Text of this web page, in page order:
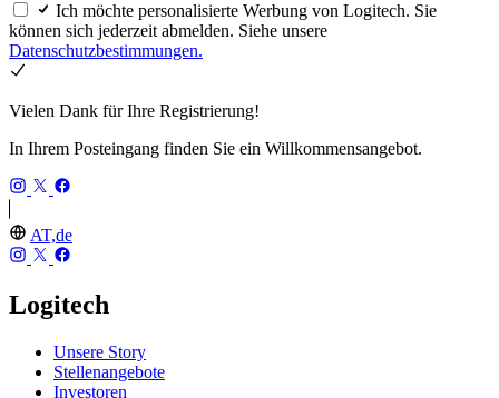
Ich möchte personalisierte Werbung von Logitech. Sie
können sich jederzeit abmelden. Siehe unsere
Datenschutzbestimmungen.
Vielen Dank für Ihre Registrierung!
In Ihrem Posteingang finden Sie ein Willkommensangebot.
AT,de
Logitech
Unsere Story
Stellenangebote
Investoren